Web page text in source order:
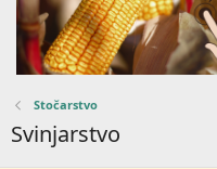
Stočarstvo
Svinjarstvo